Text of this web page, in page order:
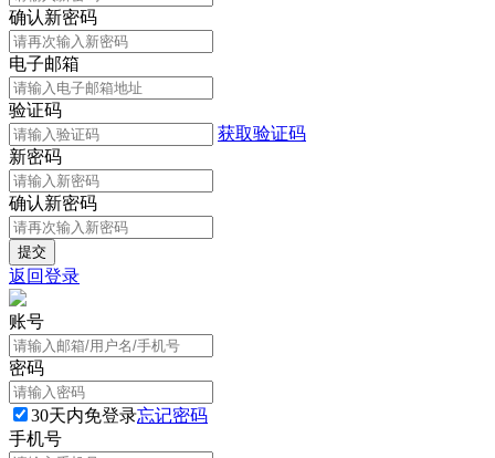
确认新密码
电子邮箱
验证码
获取验证码
新密码
确认新密码
返回登录
账号
密码
30天内免登录忘记密码
手机号